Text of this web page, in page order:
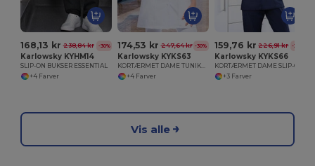
168,13 kr 238,84 kr -30%
Karlowsky KYHM14
SLIP-ON BUKSER ESSENTIAL
+4 Farver
174,53 kr 247,64 kr -30%
Karlowsky KYKS63
KORTÆRMET DAME TUNIKA ESSENTIAL
+4 Farver
159,76 kr 226,91 kr -30%
Karlowsky KYKS66
+3 Farver
Vis alle